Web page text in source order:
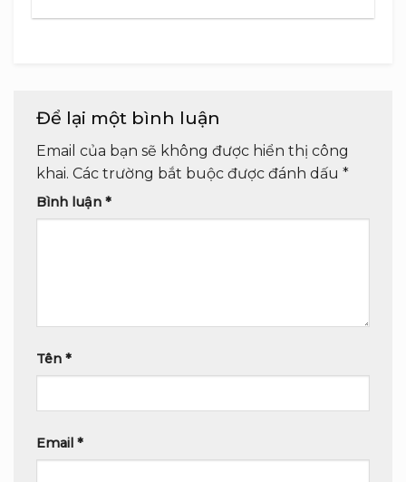
Để lại một bình luận
Email của bạn sẽ không được hiển thị công
khai. Các trường bắt buộc được đánh dấu *
Bình luận *
Tên *
Email *